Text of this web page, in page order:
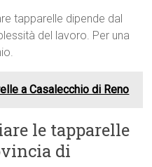
tapparelle dipende dal
del lavoro. Per una
a Casalecchio di Reno
le tapparelle
di